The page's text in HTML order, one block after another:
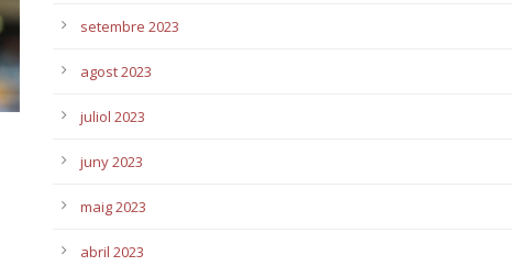
setembre 2023
agost 2023
juliol 2023
juny 2023
maig 2023
abril 2023